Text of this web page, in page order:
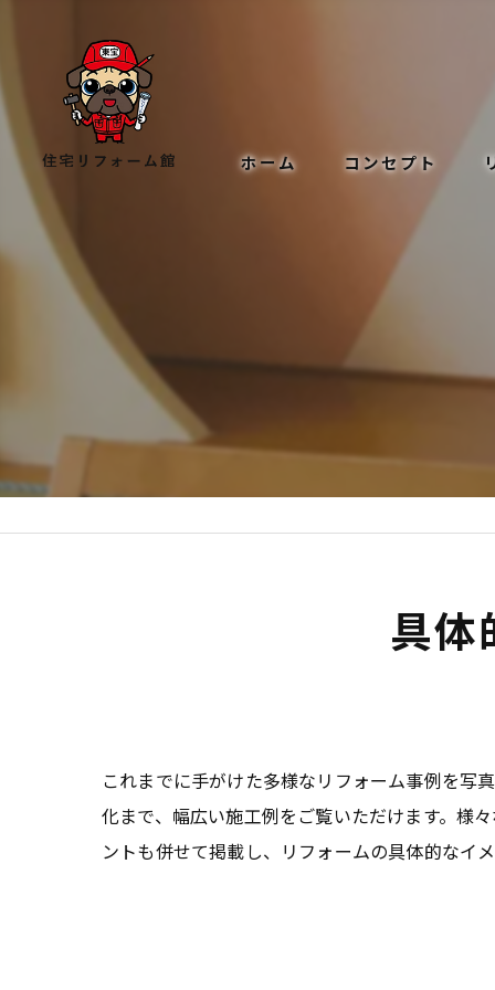
ホーム コンセプト
具体
これまでに手がけた多様なリフォーム事例を写
化まで、幅広い施工例をご覧いただけます。様
ントも併せて掲載し、リフォームの具体的なイ